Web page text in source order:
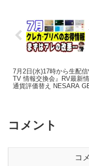
7月2日(水)17時から生配
TV 情報交換会』RV最新
通貨評価替え NESARA
コメント
コ